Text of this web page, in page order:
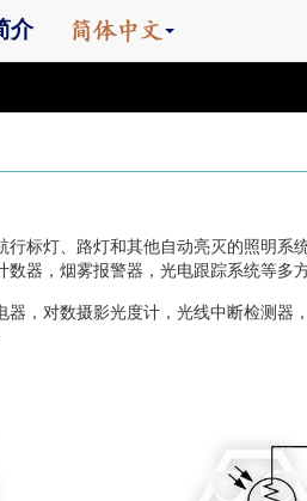
介
标灯、路灯和其他自动亮灭的照明系
器，烟雾报警器，光电跟踪系统等多方
，对数摄影光度计，光线中断检测器